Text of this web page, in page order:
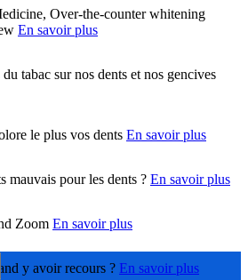
Over-the-counter whitening
En savoir plus
tabac sur nos dents et nos gencives
le plus vos dents En savoir plus
mauvais pour les dents ? En savoir plus
Zoom En savoir plus
y avoir recours ? En savoir plus